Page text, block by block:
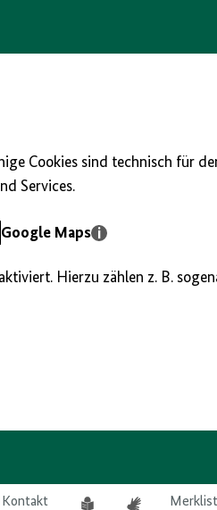
Cookies sind technisch für
Services.
Google Maps
Hierzu zählen z. B.
Kontakt
Leichte